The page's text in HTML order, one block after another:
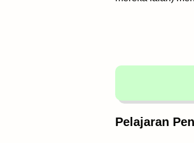
Pelajaran